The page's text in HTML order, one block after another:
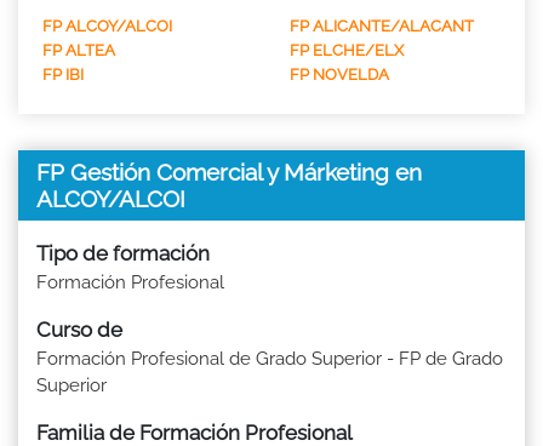
FP ALCOY/ALCOI
FP ALICANTE/ALACANT
FP ALTEA
FP ELCHE/ELX
FP IBI
FP NOVELDA
FP Gestión Comercial y Márketing en
ALCOY/ALCOI
Tipo de formación
Formación Profesional
Curso de
Formación Profesional de Grado Superior - FP de Grado
Superior
Familia de Formación Profesional